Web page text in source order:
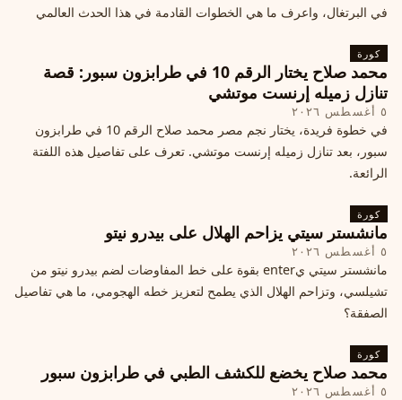
في البرتغال، واعرف ما هي الخطوات القادمة في هذا الحدث العالمي
كورة
محمد صلاح يختار الرقم 10 في طرابزون سبور: قصة
تنازل زميله إرنست موتشي
٥ أغسطس ٢٠٢٦
في خطوة فريدة، يختار نجم مصر محمد صلاح الرقم 10 في طرابزون
سبور، بعد تنازل زميله إرنست موتشي. تعرف على تفاصيل هذه اللفتة
الرائعة.
كورة
مانشستر سيتي يزاحم الهلال على بيدرو نيتو
٥ أغسطس ٢٠٢٦
مانشستر سيتي يenter بقوة على خط المفاوضات لضم بيدرو نيتو من
تشيلسي، وتزاحم الهلال الذي يطمح لتعزيز خطه الهجومي، ما هي تفاصيل
الصفقة؟
كورة
محمد صلاح يخضع للكشف الطبي في طرابزون سبور
٥ أغسطس ٢٠٢٦